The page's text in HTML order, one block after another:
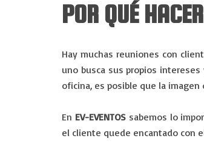
POR QUÉ
Hay muchas reuniones con
uno busca sus propios
oficina, es posible que la
En EV-EVENTOS sabemos lo
el cliente quede encantado con